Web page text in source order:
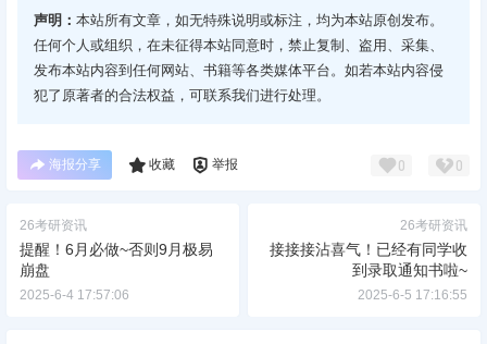
声明： 本站所有文章，如无特殊说明或标注，均为本站原创发布。
任何个人或组织，在未征得本站同意时，禁止复制、盗用、采集、
发布本站内容到任何网站、书籍等各类媒体平台。如若本站内容侵
犯了原著者的合法权益，可联系我们进行处理。
海报分享 收藏 举报 0 0
26考研资讯
提醒！6月必做~否则9月极易
崩盘
2025-6-4 17:57:06
26考研资讯
接接接沾喜气！已经有同学收
到录取通知书啦~
2025-6-5 17:16:55